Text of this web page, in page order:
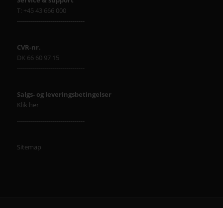
T: +45 43 666 000
----------------------------------
CVR-nr.
DK 66 60 97 15
----------------------------------
Salgs- og leveringsbetingelser
Klik her
----------------------------------
Sitemap